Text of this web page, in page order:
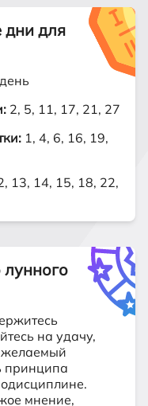
дни для
2, 5, 11, 17, 21, 27
1, 4, 6, 16, 19,
13, 14, 15, 18, 22,
на удачу,
желаемый
принципа
мнение,